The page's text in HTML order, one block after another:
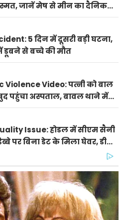
जानें मेष से मीन का दैनिक
5 दिन में दूसरी बड़ी घटना,
डूबने से बच्चे की मौत
Video: पत्नी को बाल
पहुंचा अस्पताल, बावल थाने में
Issue: होडल में सीएम सैनी
पर बिना डेट के मिला घेवर, डीसी